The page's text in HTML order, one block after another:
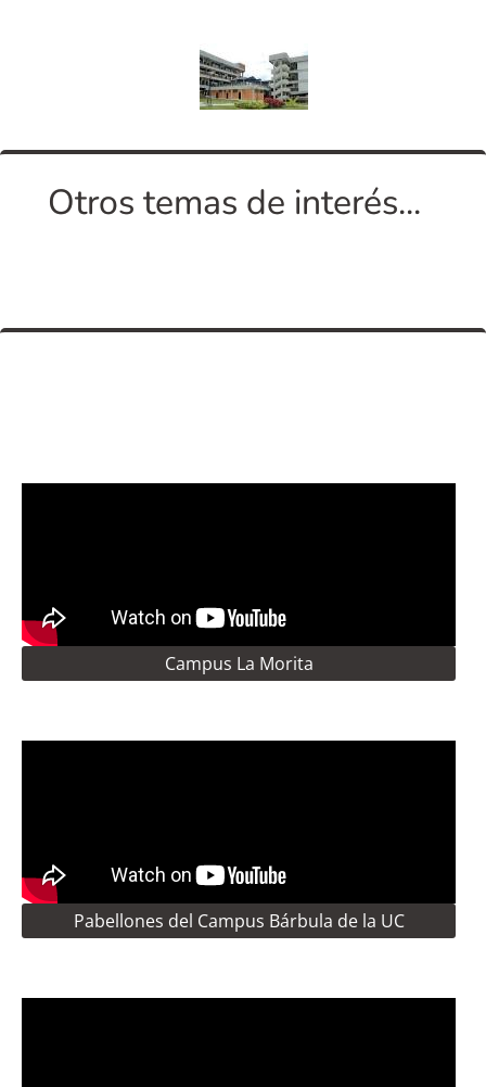
Otros temas de interés...
Campus La Morita
Pabellones del Campus Bárbula de la UC